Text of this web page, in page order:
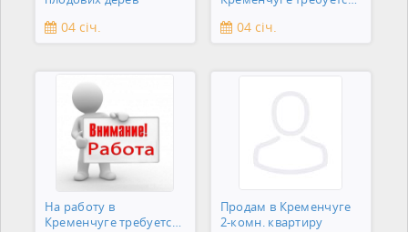
04 січ. 04 січ.
На работу в
Кременчуге требуется
Продам в Кременчуге
2-комн. квартиру